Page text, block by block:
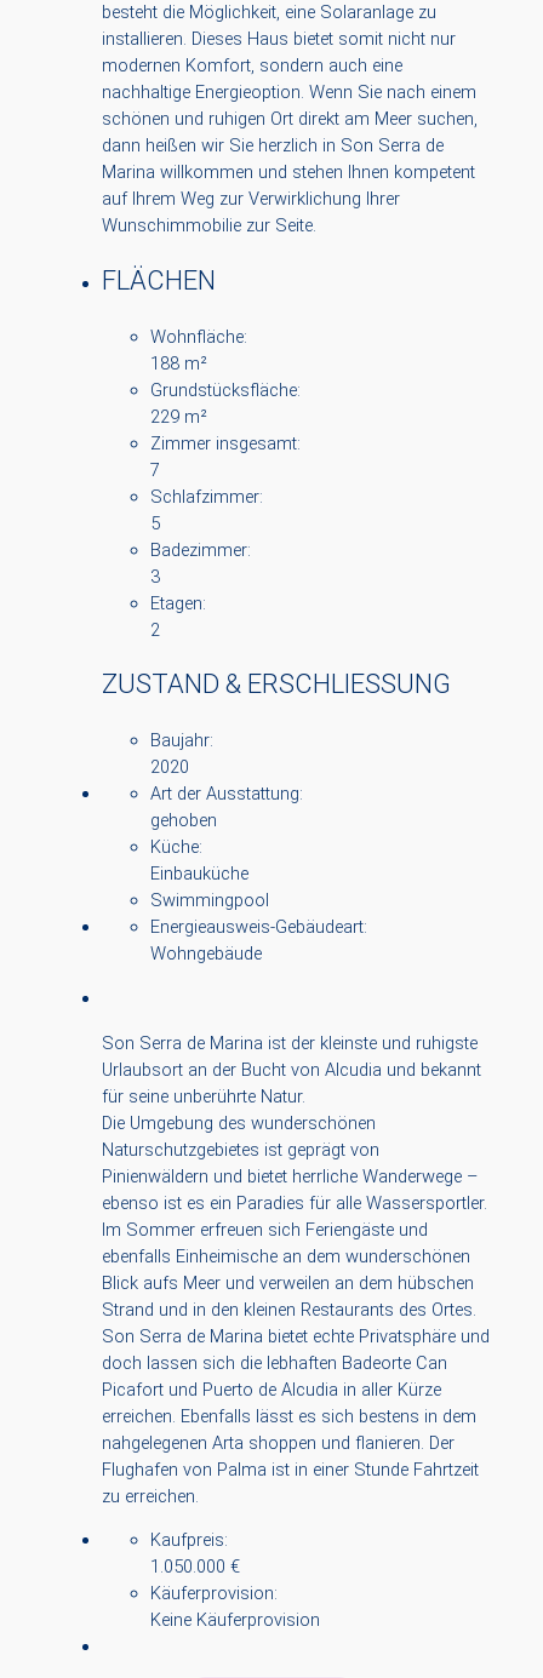
besteht die Möglichkeit, eine Solaranlage zu
installieren. Dieses Haus bietet somit nicht nur
modernen Komfort, sondern auch eine
nachhaltige Energieoption. Wenn Sie nach einem
schönen und ruhigen Ort direkt am Meer suchen,
dann heißen wir Sie herzlich in Son Serra de
Marina willkommen und stehen Ihnen kompetent
auf Ihrem Weg zur Verwirklichung Ihrer
Wunschimmobilie zur Seite.
FLÄCHEN
Wohnfläche:
188 m²
Grundstücksfläche:
229 m²
Zimmer insgesamt:
7
Schlafzimmer:
5
Badezimmer:
3
Etagen:
2
ZUSTAND & ERSCHLIESSUNG
Baujahr:
2020
Art der Ausstattung:
gehoben
Küche:
Einbauküche
Swimmingpool
Energieausweis-Gebäudeart:
Wohngebäude
Son Serra de Marina ist der kleinste und ruhigste
Urlaubsort an der Bucht von Alcudia und bekannt
für seine unberührte Natur.
Die Umgebung des wunderschönen
Naturschutzgebietes ist geprägt von
Pinienwäldern und bietet herrliche Wanderwege –
ebenso ist es ein Paradies für alle Wassersportler.
Im Sommer erfreuen sich Feriengäste und
ebenfalls Einheimische an dem wunderschönen
Blick aufs Meer und verweilen an dem hübschen
Strand und in den kleinen Restaurants des Ortes.
Son Serra de Marina bietet echte Privatsphäre und
doch lassen sich die lebhaften Badeorte Can
Picafort und Puerto de Alcudia in aller Kürze
erreichen. Ebenfalls lässt es sich bestens in dem
nahgelegenen Arta shoppen und flanieren. Der
Flughafen von Palma ist in einer Stunde Fahrtzeit
zu erreichen.
Kaufpreis:
1.050.000 €
Käuferprovision:
Keine Käuferprovision